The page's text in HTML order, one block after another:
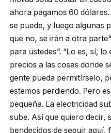
ahora pagamos 60
se puede, y luego algunas
que no, se irán a otra
para ustedes”. “Lo es, sí,
precios a las cosas donde
gente pueda permitírselo,
estemos perdiendo. Pero
pequeña. La electricidad
sube. Así que quiero decir,
bendecidos de seguir aquí,